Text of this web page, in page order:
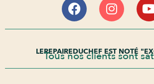
LEREPAIREDUCHEF EST NOTÉ
Tous nos clients sont